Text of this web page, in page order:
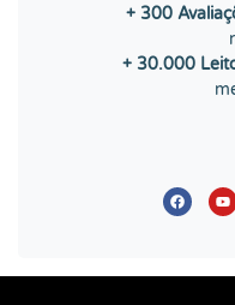
+ 300
+ 30.000